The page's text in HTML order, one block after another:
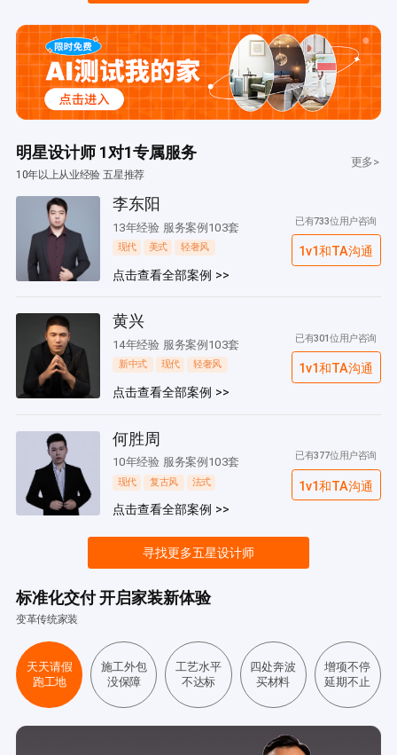
明星设计师 1对1专属服务
10年以上从业经验 五星推荐
更多>
李东阳
13年经验 服务案例103套
现代 美式 轻奢风
点击查看全部案例 >>
已有733位用户咨询
1v1和TA沟通
黄兴
14年经验 服务案例103套
新中式 现代 轻奢风
点击查看全部案例 >>
已有301位用户咨询
1v1和TA沟通
何胜周
10年经验 服务案例103套
现代 复古风 法式
点击查看全部案例 >>
已有377位用户咨询
1v1和TA沟通
寻找更多五星设计师
标准化交付 开启家装新体验
变革传统家装
天天请假
跑工地
施工外包
没保障
工艺水平
不达标
四处奔波
买材料
增项不停
延期不止